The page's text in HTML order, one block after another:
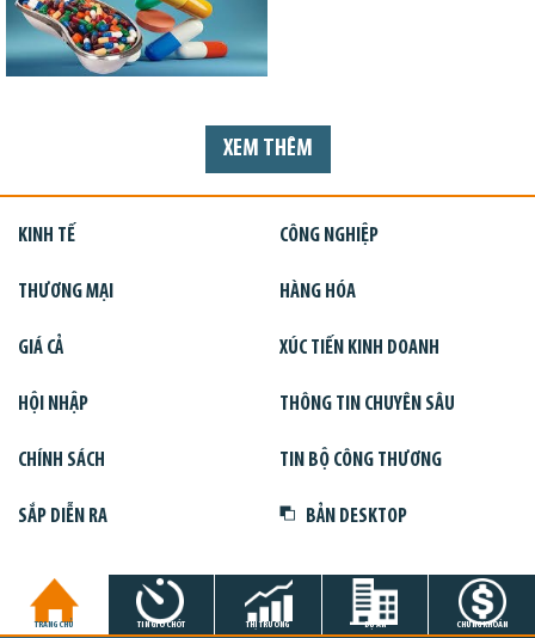
XEM THÊM
KINH TẾ CÔNG NGHIỆP
THƯƠNG MẠI HÀNG HÓA
GIÁ CẢ XÚC TIẾN KINH DOANH
HỘI NHẬP THÔNG TIN CHUYÊN SÂU
CHÍNH SÁCH TIN BỘ CÔNG THƯƠNG
SẮP DIỄN RA BẢN DESKTOP
TRANG CHỦ TIN GIỜ CHÓT THỊ TRƯỜNG DỰ ÁN CHỨNG KHOÁN